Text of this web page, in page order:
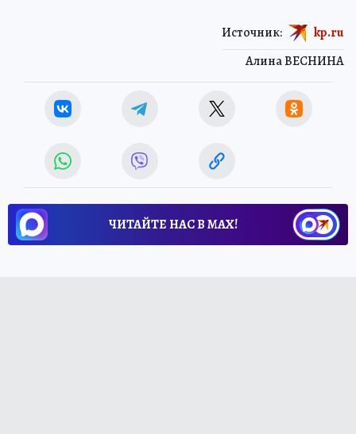
Алина ВЕСНИНА
Источник: kp.ru
ЧИТАЙТЕ НАС В МАХ!